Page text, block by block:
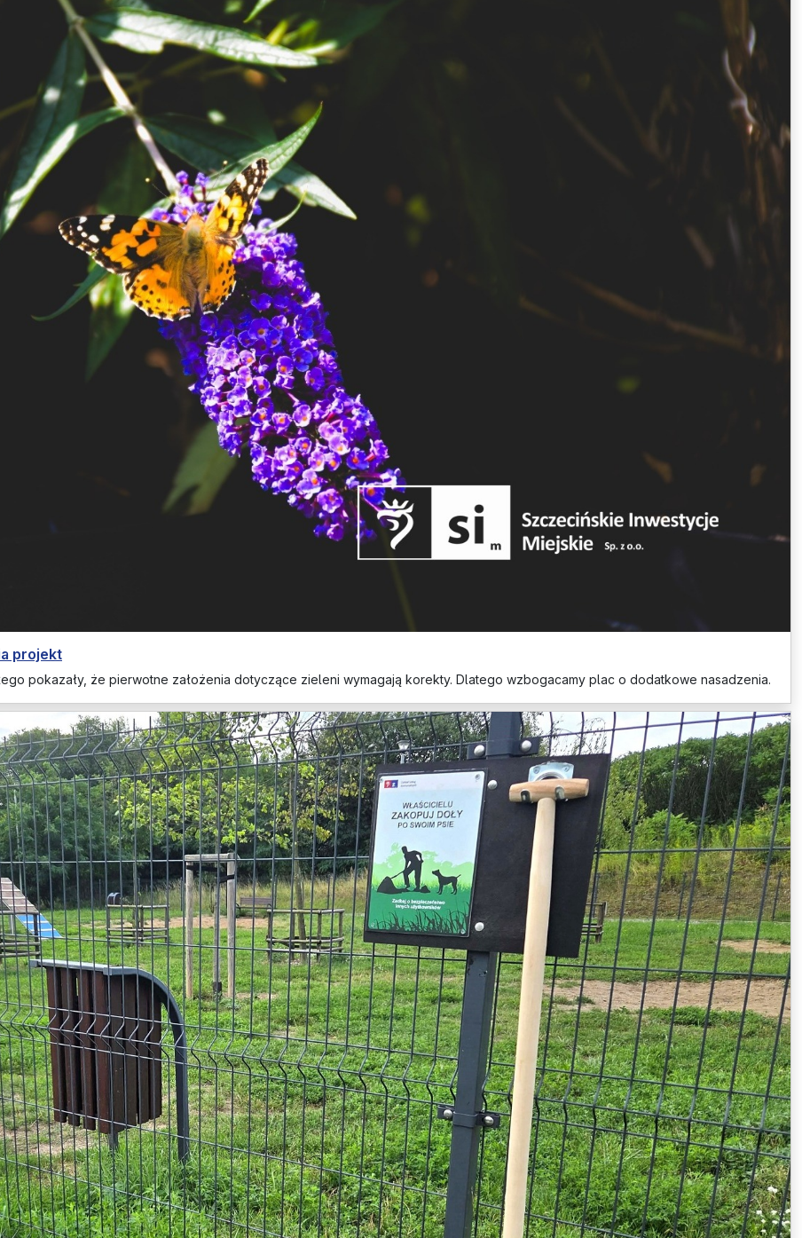
projekt
pokazały, że pierwotne założenia dotyczące zieleni wymagają korekty. Dlatego wzbogacamy plac o dodatkowe nasadzenia.